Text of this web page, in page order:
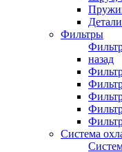
Фильтры
назад
Система